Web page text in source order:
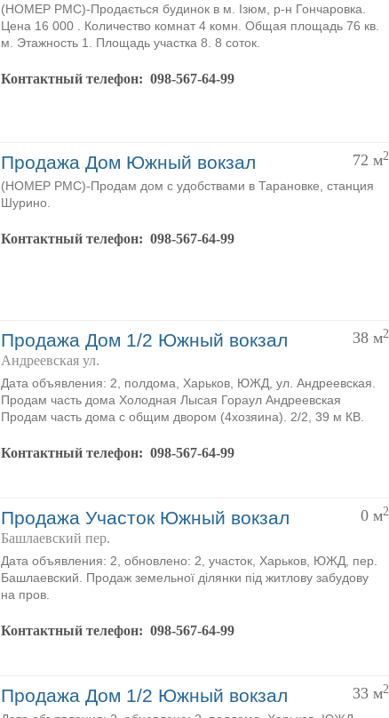
(НОМЕР PMC)-Продається будинок в м. Ізюм, р-н Гончаровка.
Цена 16 000 . Количество комнат 4 комн. Общая площадь 76 кв.
м. Этажность 1. Площадь участка 8. 8 соток.
Контактный телефон: 098-567-64-99
Продажа Дом Южный вокзал 72 м2
(НОМЕР PMC)-Продам дом с удобствами в Тарановке, станция
Шурино.
Контактный телефон: 098-567-64-99
Продажа Дом 1/2 Южный вокзал 38м2
Андреевская ул.
Дата объявления: 2, полдома, Харьков, ЮЖД, ул. Андреевская.
Продам часть дома Холодная Лысая Гораул Андреевская
Продам часть дома с общим двором (4хозяина). 2/2, 39 м КВ.
Контактный телефон: 098-567-64-99
Продажа Участок Южный вокзал 0м2
Башлаевский пер.
Дата объявления: 2, обновлено: 2, участок, Харьков, ЮЖД, пер.
Башлаевский. Продаж земельної ділянки під житлову забудову
на пров.
Контактный телефон: 098-567-64-99
Продажа Дом 1/2 Южный вокзал 33м2